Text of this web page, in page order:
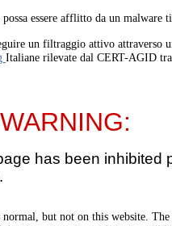
essere afflitto da un
un filtraggio attivo
Italiane rilevate dal CERT-AGID
has been
normal, but not on this website.